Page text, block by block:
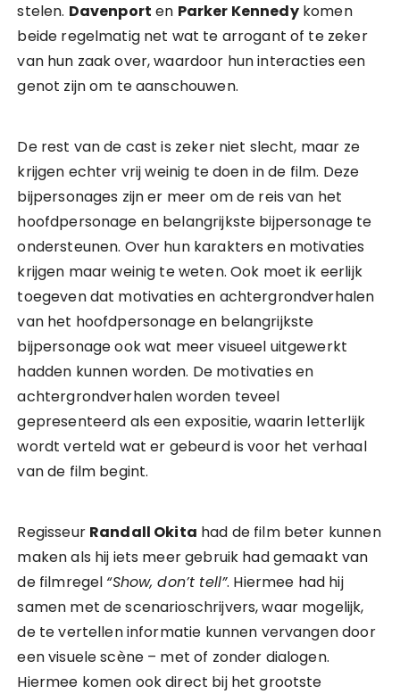
stelen. Davenport en Parker Kennedykomen
beide regelmatig net wat te arrogant of te zeker
van hun zaak over, waardoor hun interacties een
genot zijn om te aanschouwen.
De rest van de cast is zeker niet slecht, maar ze
krijgen echter vrij weinig te doen in de film. Deze
bijpersonages zijn er meer om de reis van het
hoofdpersonage en belangrijkste bijpersonage te
ondersteunen. Over hun karakters en motivaties
krijgen maar weinig te weten. Ook moet ik eerlijk
toegeven dat motivaties en achtergrondverhalen
van het hoofdpersonage en belangrijkste
bijpersonage ook wat meer visueel uitgewerkt
hadden kunnen worden. De motivaties en
achtergrondverhalen worden teveel
gepresenteerd als een expositie, waarin letterlijk
wordt verteld wat er gebeurd is voor het verhaal
van de film begint.
Regisseur Randall Okita had de film beter kunnen
maken als hij iets meer gebruik had gemaakt van
de filmregel “Show, don’t tell”. Hiermee had hij
samen met de scenarioschrijvers, waar mogelijk,
de te vertellen informatie kunnen vervangen door
een visuele scène – met of zonder dialogen.
Hiermee komen ook direct bij het grootste